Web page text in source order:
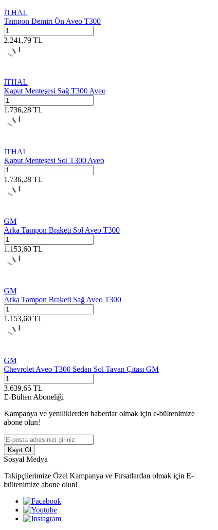
İTHAL
Tampon Demiri Ön Aveo T300
2.241,79 TL
İTHAL
Kaput Menteşesi Sağ T300 Aveo
1.736,28 TL
İTHAL
Kaput Menteşesi Sol T300 Aveo
1.736,28 TL
GM
Arka Tampon Braketi Sol Aveo T300
1.153,60 TL
GM
Arka Tampon Braketi Sağ Aveo T300
1.153,60 TL
GM
Chevrolet Aveo T300 Sedan Sol Tavan Çıtası GM
3.639,65 TL
E-Bülten Aboneliği
Kampanya ve yeniliklerden haberdar olmak için e-bültenimize
abone olun!
Kayıt Ol
Sosyal Medya
Takipçilerimize Özel Kampanya ve Fırsatlardan olmak için E-
bültenimize abone olun!